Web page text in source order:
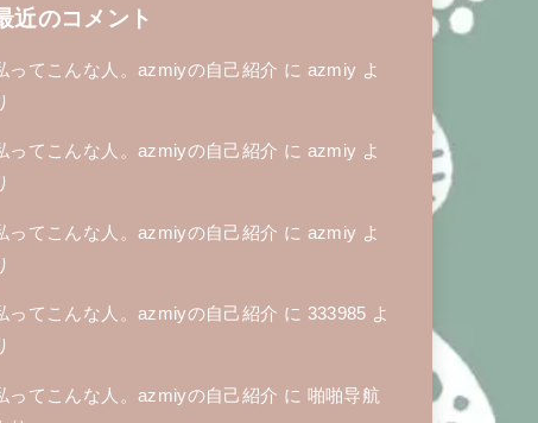
近のコメント
ってこんな人。azmiyの自己紹介 に azmiy よ
ってこんな人。azmiyの自己紹介 に azmiy よ
ってこんな人。azmiyの自己紹介 に azmiy よ
ってこんな人。azmiyの自己紹介 に 333985 よ
ってこんな人。azmiyの自己紹介 に 啪啪导航